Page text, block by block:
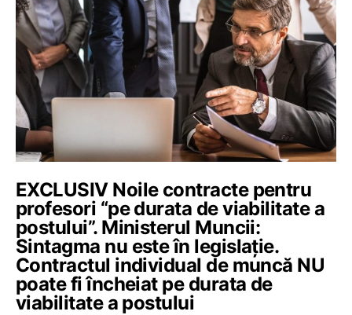
EXCLUSIV Noile contracte pentru
profesori “pe durata de viabilitate a
postului”. Ministerul Muncii:
Sintagma nu este în legislație.
Contractul individual de muncă NU
poate fi încheiat pe durata de
viabilitate a postului